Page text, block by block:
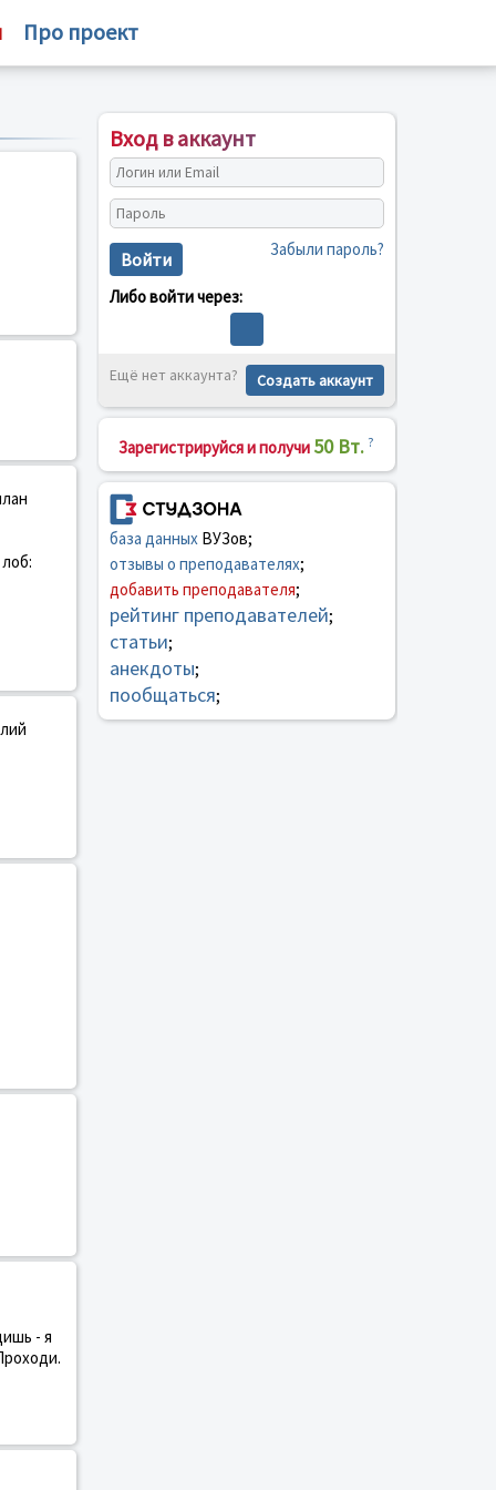
Про проект
- я
Вход в аккаунт
Войти Забыли пароль?
Либо войти через:
Ещё нет аккаунта? Создать аккаунт
Зарегистрируйся и получи 50 Вт. ?
база данныхВУЗов;
отзывы о преподавателях;
добавить преподавателя;
рейтинг преподавателей;
статьи;
анекдоты;
пообщаться;